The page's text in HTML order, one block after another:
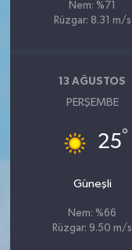
Nem: %71
Rüzgar: 8.31 m/s
13 AĞUSTOS
PERŞEMBE
25°
Güneşli
Nem: %66
Rüzgar: 9.50 m/s